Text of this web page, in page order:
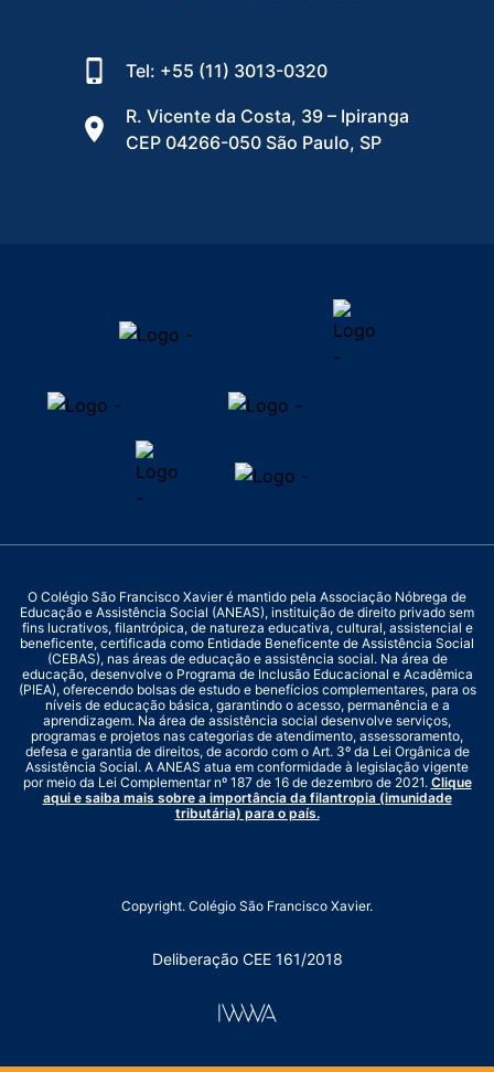
Tel: +55 (11) 3013-0320
R. Vicente da Costa, 39 – Ipiranga
CEP 04266-050 São Paulo, SP
O Colégio São Francisco Xavier é mantido pela Associação Nóbrega de
Educação e Assistência Social (ANEAS), instituição de direito privado sem
fins lucrativos, filantrópica, de natureza educativa, cultural, assistencial e
beneficente, certificada como Entidade Beneficente de Assistência Social
(CEBAS), nas áreas de educação e assistência social. Na área de
educação, desenvolve o Programa de Inclusão Educacional e Acadêmica
(PIEA), oferecendo bolsas de estudo e benefícios complementares, para os
níveis de educação básica, garantindo o acesso, permanência e a
aprendizagem. Na área de assistência social desenvolve serviços,
programas e projetos nas categorias de atendimento, assessoramento,
defesa e garantia de direitos, de acordo com o Art. 3º da Lei Orgânica de
Assistência Social. A ANEAS atua em conformidade à legislação vigente
por meio da Lei Complementar nº 187 de 16 de dezembro de 2021. Clique
aqui e saiba mais sobre a importância da filantropia (imunidade
tributária) para o país.
Copyright. Colégio São Francisco Xavier.
Deliberação CEE 161/2018